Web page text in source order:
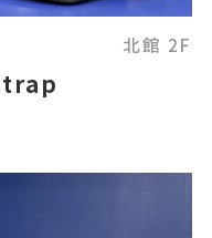
北館 2F